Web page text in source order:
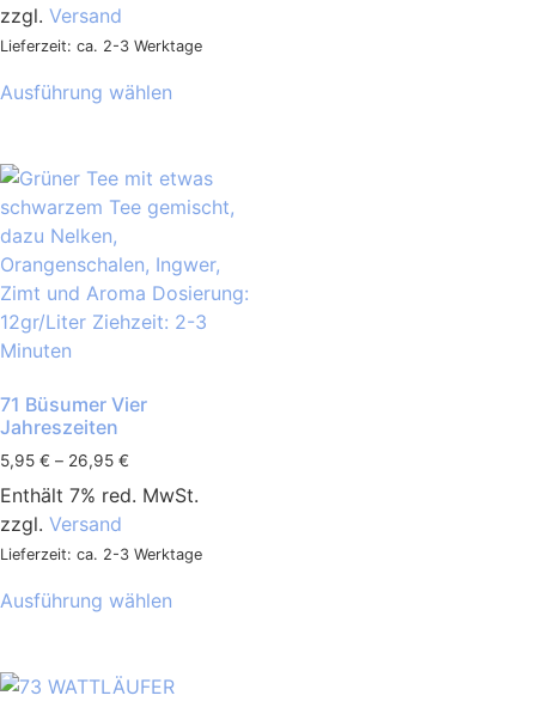
zzgl. Versand
Lieferzeit: ca. 2-3 Werktage
Ausführung wählen
71 Büsumer Vier
Jahreszeiten
5,95 € – 26,95 €
Enthält 7% red. MwSt.
zzgl. Versand
Lieferzeit: ca. 2-3 Werktage
Ausführung wählen